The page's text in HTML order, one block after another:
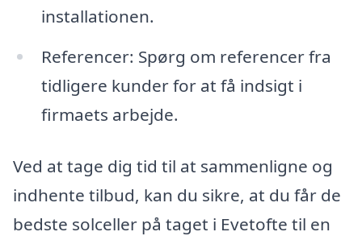
installationen.
Referencer: Spørg om referencer fra
tidligere kunder for at få indsigt i
firmaets arbejde.
Ved at tage dig tid til at sammenligne og
indhente tilbud, kan du sikre, at du får de
bedste solceller på taget i Evetofte til en